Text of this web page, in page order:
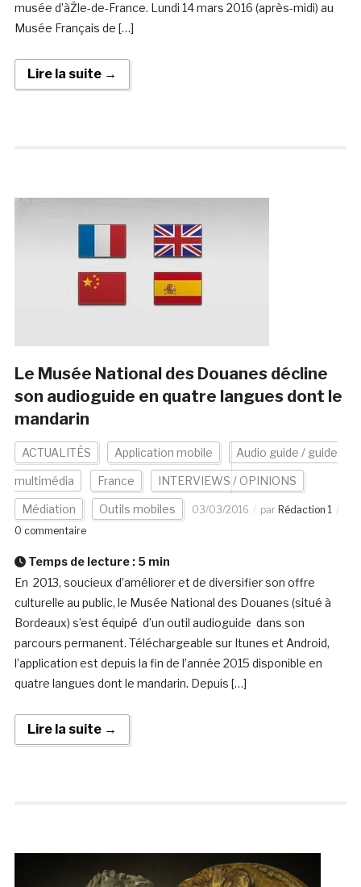
musée d’àŽle-de-France. Lundi 14 mars 2016 (après-midi) au
Musée Français de […]
Lire la suite →
Le Musée National des Douanes décline
son audioguide en quatre langues dont le
mandarin
ACTUALITÉS Application mobile Audio guide / guide
multimédia France INTERVIEWS / OPINIONS
Médiation Outils mobiles 03/03/2016 par Rédaction 1
0 commentaire
Temps de lecture : 5 min
En 2013, soucieux d’améliorer et de diversifier son offre
culturelle au public, le Musée National des Douanes (situé à
Bordeaux) s’est équipé d’un outil audioguide dans son
parcours permanent. Téléchargeable sur Itunes et Android,
l’application est depuis la fin de l’année 2015 disponible en
quatre langues dont le mandarin. Depuis […]
Lire la suite →